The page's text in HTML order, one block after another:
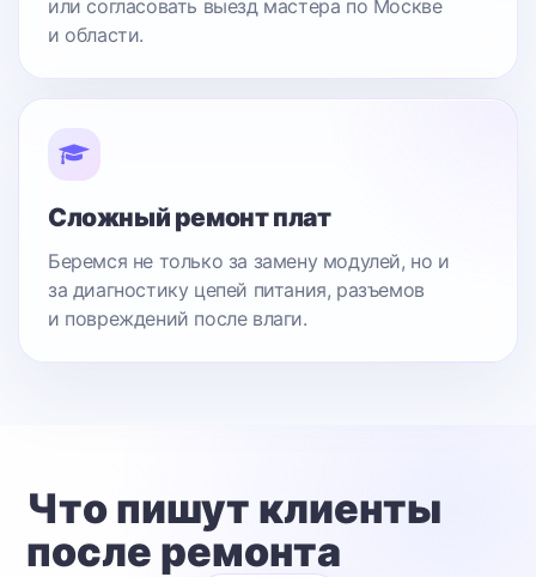
или согласовать выезд мастера по Москве
и области.
Сложный ремонт плат
Беремся не только за замену модулей, но и
за диагностику цепей питания, разъемов
и повреждений после влаги.
Что пишут клиенты
после ремонта